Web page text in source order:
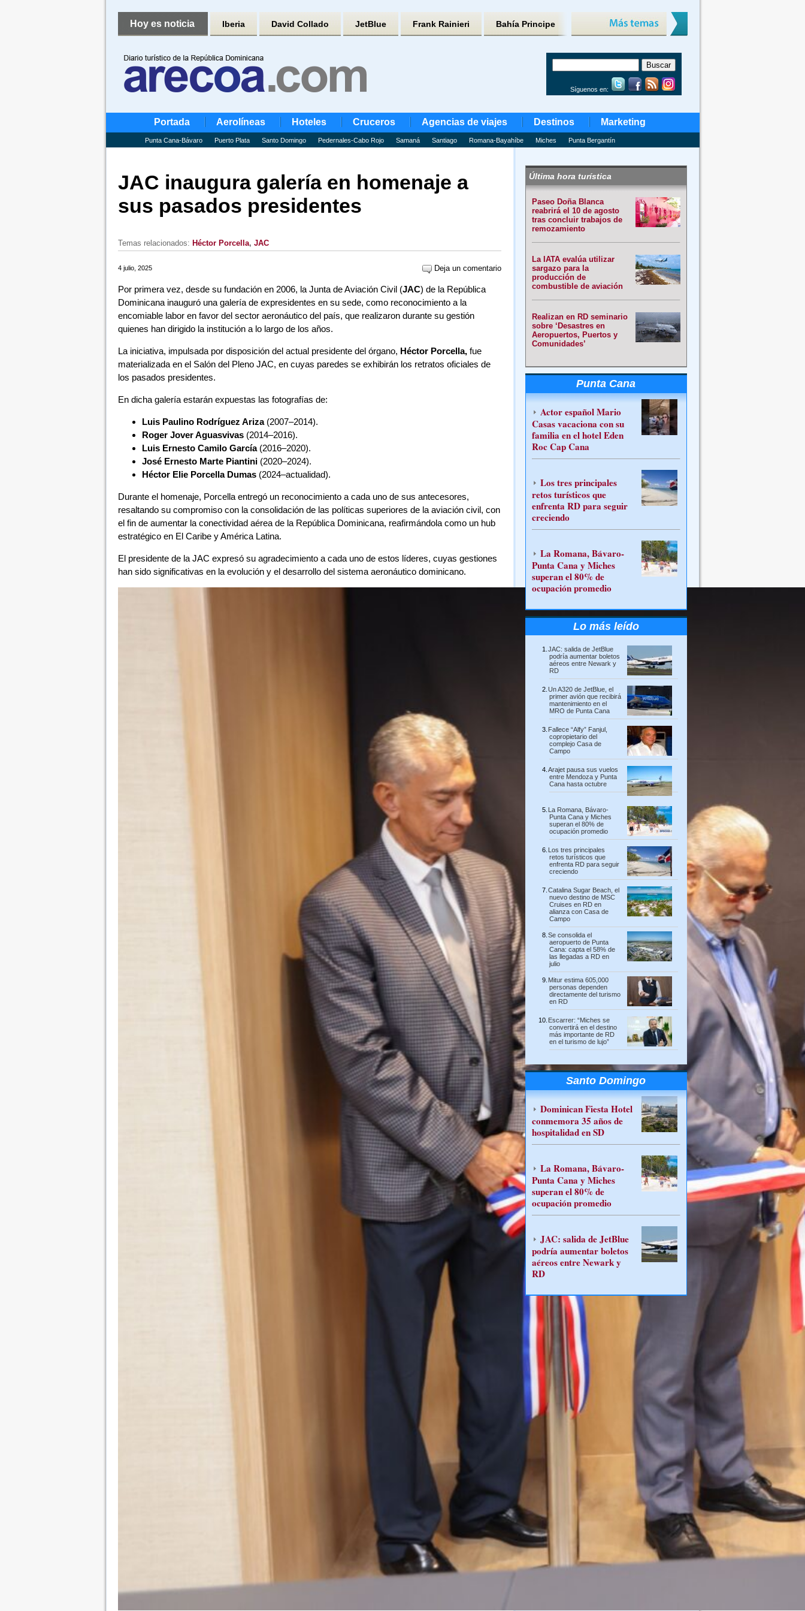
Hoy es noticia Iberia David Collado JetBlue Frank Rainieri Bahía Principe
Síguenos en:
Portada Aerolíneas Hoteles Cruceros Agencias de viajes Destinos Marketing
Punta Cana-Bávaro Puerto Plata Santo Domingo Pedernales-Cabo Rojo Samaná Santiago Romana-Bayahíbe Miches Punta Bergantín
JAC inaugura galería en homenaje a
sus pasados presidentes
Temas relacionados: Héctor Porcella, JAC
4 julio, 2025 Deja un comentario
Por primera vez, desde su fundación en 2006, la Junta de Aviación Civil (JAC) de la República
Dominicana inauguró una galería de expresidentes en su sede, como reconocimiento a la
encomiable labor en favor del sector aeronáutico del país, que realizaron durante su gestión
quienes han dirigido la institución a lo largo de los años.
La iniciativa, impulsada por disposición del actual presidente del órgano, Héctor Porcella,fue
materializada en el Salón del Pleno JAC, en cuyas paredes se exhibirán los retratos oficiales de
los pasados presidentes.
En dicha galería estarán expuestas las fotografías de:
Luis Paulino Rodríguez Ariza(2007–2014).
Roger Jover Aguasvivas(2014–2016).
Luis Ernesto Camilo García(2016–2020).
José Ernesto Marte Piantini(2020–2024).
Héctor Elie Porcella Dumas(2024–actualidad).
Durante el homenaje, Porcella entregó un reconocimiento a cada uno de sus antecesores,
resaltando su compromiso con la consolidación de las políticas superiores de la aviación civil, con
el fin de aumentar la conectividad aérea de la República Dominicana, reafirmándola como un hub
estratégico en El Caribe y América Latina.
El presidente de la JAC expresó su agradecimiento a cada uno de estos líderes, cuyas gestiones
han sido significativas en la evolución y el desarrollo del sistema aeronáutico dominicano.
Última hora turística
Paseo Doña Blanca
reabrirá el 10 de agosto
tras concluir trabajos de
remozamiento
La IATA evalúa utilizar
sargazo para la
producción de
combustible de aviación
Realizan en RD seminario
sobre ‘Desastres en
Aeropuertos, Puertos y
Comunidades’
Punta Cana
Actor español Mario
Casas vacaciona con su
familia en el hotel Eden
Roc Cap Cana
Los tres principales
retos turísticos que
enfrenta RD para seguir
creciendo
La Romana, Bávaro-
Punta Cana y Miches
superan el 80% de
ocupación promedio
Lo más leído
JAC: salida de JetBlue
podría aumentar boletos
aéreos entre Newark y
RD
Un A320 de JetBlue, el
primer avión que recibirá
mantenimiento en el
MRO de Punta Cana
Fallece “Alfy” Fanjul,
copropietario del
complejo Casa de
Campo
Arajet pausa sus vuelos
entre Mendoza y Punta
Cana hasta octubre
La Romana, Bávaro-
Punta Cana y Miches
superan el 80% de
ocupación promedio
Los tres principales
retos turísticos que
enfrenta RD para seguir
creciendo
Catalina Sugar Beach, el
nuevo destino de MSC
Cruises en RD en
alianza con Casa de
Campo
Se consolida el
aeropuerto de Punta
Cana: capta el 58% de
las llegadas a RD en
julio
Mitur estima 605,000
personas dependen
directamente del turismo
en RD
Escarrer: “Miches se
convertirá en el destino
más importante de RD
en el turismo de lujo”
Santo Domingo
Dominican Fiesta Hotel
conmemora 35 años de
hospitalidad en SD
La Romana, Bávaro-
Punta Cana y Miches
superan el 80% de
ocupación promedio
JAC: salida de JetBlue
podría aumentar boletos
aéreos entre Newark y
RD